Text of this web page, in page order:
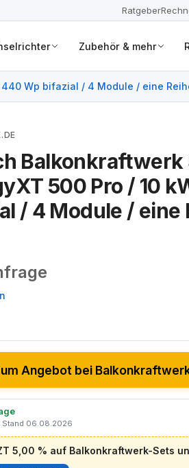
Ratgeber
Zubehör & mehr
Wp bifazial / 4 Module / eine
Balkonkraftwerk
500 Pro / 10
/ 4 Module / eine
Angebot bei
Stand 06.08.2026
5,00 % auf Balkonkraftwerk-Sets